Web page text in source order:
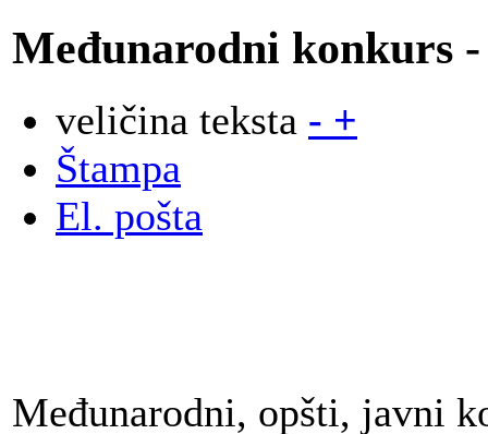
Međunarodni konkurs
veličina teksta - +
Štampa
El. pošta
Međunarodni, opšti, javni